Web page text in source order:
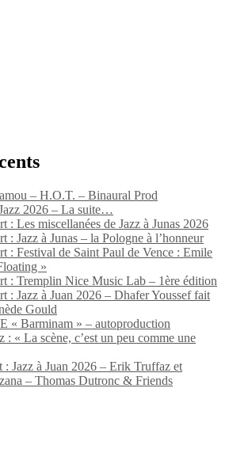
– H.O.T. – Binaural Prod
2026 – La suite…
: Les miscellanées de Jazz à Junas 2026
: Jazz à Junas – la Pologne à l’honneur
: Festival de Saint Paul de Vence : Emile
»
: Tremplin Nice Music Lab – 1ère édition
: Jazz à Juan 2026 – Dhafer Youssef fait
Gould
« Barminam » – autoproduction
: « La scène, c’est un peu comme une
: Jazz à Juan 2026 – Erik Truffaz et
– Thomas Dutronc & Friends